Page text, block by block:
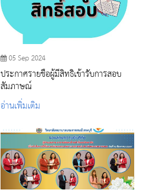
05 Sep 2024
ประกาศรายชื่อผู้มีสิทธิเข้ารับการสอบ
สัมภาษณ์
อ่านเพิ่มเติม